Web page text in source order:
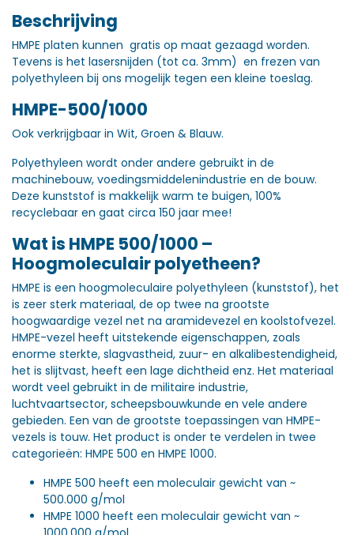
Beschrijving
HMPE platen kunnen gratis op maat gezaagd worden.
Tevens is het lasersnijden (tot ca. 3mm) en frezen van
polyethyleen bij ons mogelijk tegen een kleine toeslag.
HMPE-500/1000
Ook verkrijgbaar in Wit, Groen & Blauw.
Polyethyleen wordt onder andere gebruikt in de
machinebouw, voedingsmiddelenindustrie en de bouw.
Deze kunststof is makkelijk warm te buigen, 100%
recyclebaar en gaat circa 150 jaar mee!
Wat is HMPE 500/1000 –
Hoogmoleculair polyetheen?
HMPE is een hoogmoleculaire polyethyleen (kunststof), het
is zeer sterk materiaal, de op twee na grootste
hoogwaardige vezel net na aramidevezel en koolstofvezel.
HMPE-vezel heeft uitstekende eigenschappen, zoals
enorme sterkte, slagvastheid, zuur- en alkalibestendigheid,
het is slijtvast, heeft een lage dichtheid enz. Het materiaal
wordt veel gebruikt in de militaire industrie,
luchtvaartsector, scheepsbouwkunde en vele andere
gebieden. Een van de grootste toepassingen van HMPE-
vezels is touw. Het product is onder te verdelen in twee
categorieën: HMPE 500 en HMPE 1000.
HMPE 500 heeft een moleculair gewicht van ~
500.000 g/mol
HMPE 1000 heeft een moleculair gewicht van ~